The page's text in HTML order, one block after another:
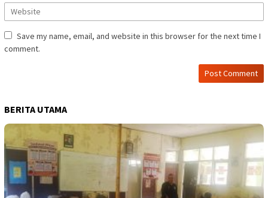
Save my name, email, and website in this browser for the next time I
comment.
BERITA UTAMA